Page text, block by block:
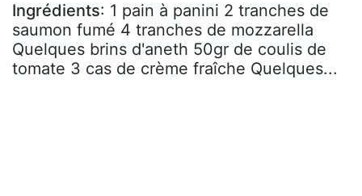
Ingrédients: 1 pain à panini 2 tranches de
saumon fumé 4 tranches de mozzarella
Quelques brins d'aneth 50gr de coulis de
tomate 3 cas de crème fraîche Quelques...